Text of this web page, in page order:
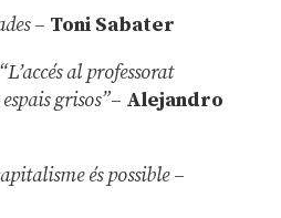
– Toni Sabater
al professorat
grisos”– Alejandro
és possible –